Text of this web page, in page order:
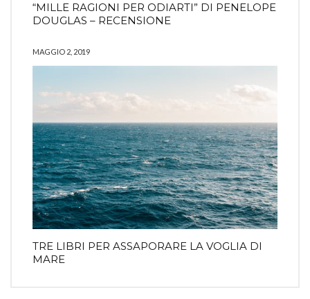
“MILLE RAGIONI PER ODIARTI” DI PENELOPE
DOUGLAS – RECENSIONE
MAGGIO 2, 2019
TRE LIBRI PER ASSAPORARE LA VOGLIA DI
MARE